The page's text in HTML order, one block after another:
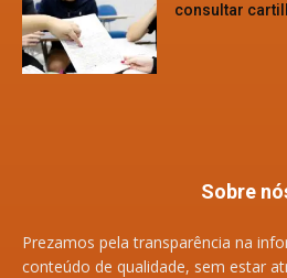
consultar
Sobre
Prezamos pela transparência na
conteúdo de qualidade, sem estar